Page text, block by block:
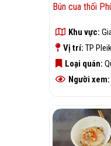
Bún cua thối
Khu vực:
Vị trí: TP
Loại quán:
Người xem: